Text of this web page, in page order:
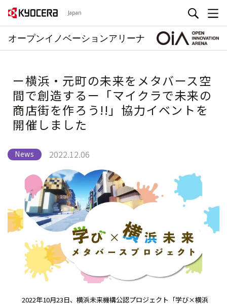
Japan
オープンイノベーションアリーナ
ー横浜・元町の未来をメタバース空
間で創造するー「マイクラで未来の
商店街を作ろう!!」協力イベントを
開催しました
News 2022.12.06
2022年10月23日、横浜未来機構公認プロジェクト「学び×横浜